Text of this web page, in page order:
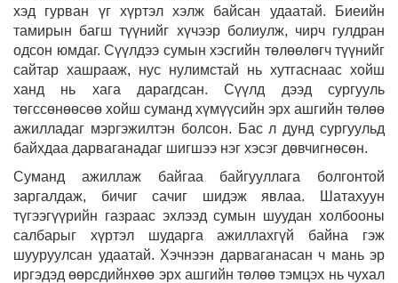
хэд гурван үг хүртэл хэлж байсан удаатай. Биеийн
тамирын багш түүнийг хүчээр болиулж, чирч гулдран
одсон юмдаг. Сүүлдээ сумын хэсгийн төлөөлөгч түүнийг
сайтар хашрааж, нус нулимстай нь хутгаснаас хойш
ханд нь хага дарагдсан. Сүүлд дээд сургууль
төгссөнөөсөө хойш суманд хүмүүсийн эрх ашгийн төлөө
ажилладаг мэргэжилтэн болсон. Бас л дунд сургуульд
байхдаа дарваганадаг шигшээ нэг хэсэг дөвчигнөсөн.
Суманд ажиллаж байгаа байгууллага болгонтой
заргалдаж, бичиг сачиг шидэж явлаа. Шатахуун
түгээгүүрийн газраас эхлээд сумын шуудан холбооны
салбарыг хүртэл шударга ажиллахгүй байна гэж
шууруулсан удаатай. Хэчнээн дарваганасан ч мань эр
иргэдэд өөрсдийнхөө эрх ашгийн төлөө тэмцэх нь чухал